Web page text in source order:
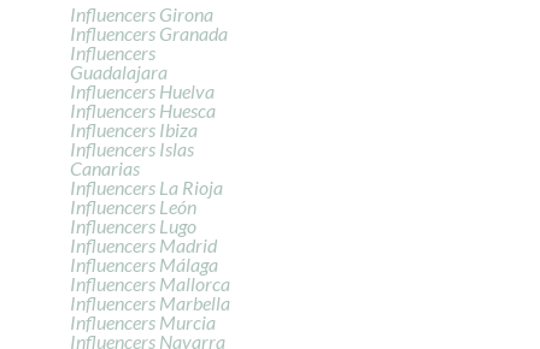
Influencers Girona
Influencers Granada
Influencers
Guadalajara
Influencers Huelva
Influencers Huesca
Influencers Ibiza
Influencers Islas
Canarias
Influencers La Rioja
Influencers León
Influencers Lugo
Influencers Madrid
Influencers Málaga
Influencers Mallorca
Influencers Marbella
Influencers Murcia
Influencers Navarra